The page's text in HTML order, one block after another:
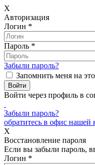
X
Авторизация
Логин *
Пароль *
Забыли пароль?
Запомнить меня на
Войти через профиль в
Забыли пароль?
обратитесь в офис нашей
X
Восстановление пароля
Если вы забыли пароль,
Логин *